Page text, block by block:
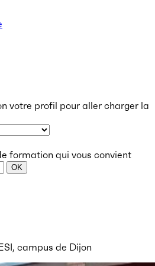
votre profil pour aller charger la
formation qui vous convient
OK
campus de Dijon